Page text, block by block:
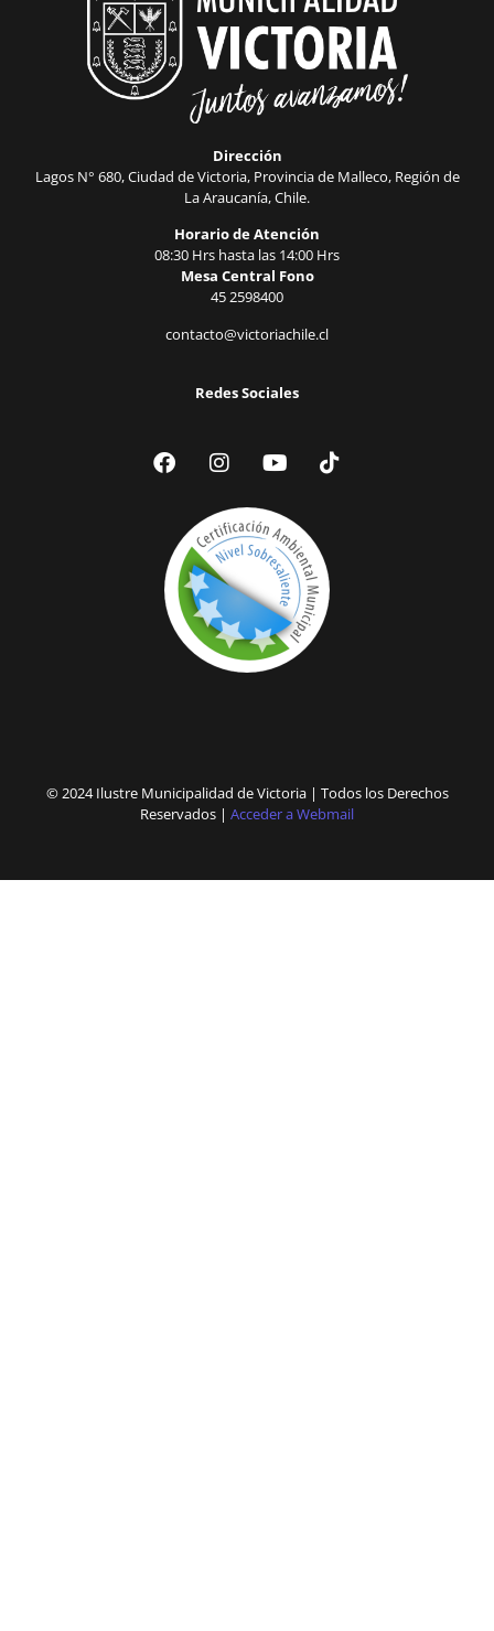
Dirección
Lagos N° 680, Ciudad de Victoria, Provincia de Malleco, Región de
La Araucanía, Chile.
Horario de Atención
08:30 Hrs hasta las 14:00 Hrs
Mesa Central Fono
45 2598400
contacto@victoriachile.cl
Redes Sociales
© 2024 Ilustre Municipalidad de Victoria | Todos los Derechos
Reservados | Acceder a Webmail